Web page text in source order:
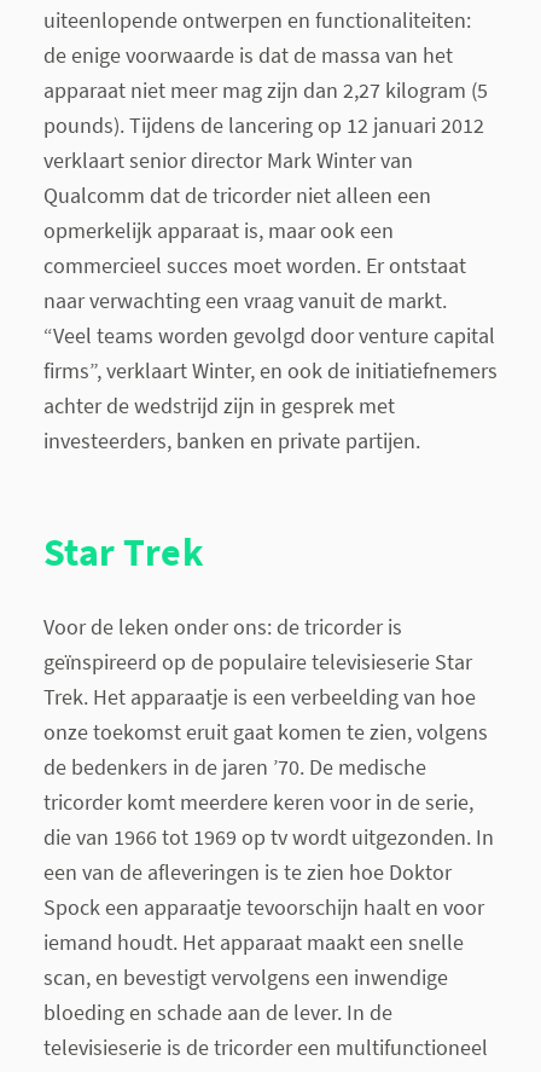
uiteenlopende ontwerpen en functionaliteiten:
de enige voorwaarde is dat de massa van het
apparaat niet meer mag zijn dan 2,27 kilogram (5
pounds). Tijdens de lancering op 12 januari 2012
verklaart senior director Mark Winter van
Qualcomm dat de tricorder niet alleen een
opmerkelijk apparaat is, maar ook een
commercieel succes moet worden. Er ontstaat
naar verwachting een vraag vanuit de markt.
“Veel teams worden gevolgd door venture capital
firms”, verklaart Winter, en ook de initiatiefnemers
achter de wedstrijd zijn in gesprek met
investeerders, banken en private partijen.
Star Trek
Voor de leken onder ons: de tricorder is
geïnspireerd op de populaire televisieserie Star
Trek. Het apparaatje is een verbeelding van hoe
onze toekomst eruit gaat komen te zien, volgens
de bedenkers in de jaren ’70. De medische
tricorder komt meerdere keren voor in de serie,
die van 1966 tot 1969 op tv wordt uitgezonden. In
een van de afleveringen is te zien hoe Doktor
Spock een apparaatje tevoorschijn haalt en voor
iemand houdt. Het apparaat maakt een snelle
scan, en bevestigt vervolgens een inwendige
bloeding en schade aan de lever. In de
televisieserie is de tricorder een multifunctioneel